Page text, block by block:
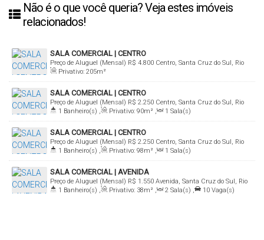
Não é o que você queria? Veja estes imóveis
relacionados!
SALA COMERCIAL | CENTRO
R$ 4.800
Preço de Aluguel (Mensal)
Centro, Santa Cruz do Sul, Rio
Grande do Sul, Brasil
Privativo: 205m²
SALA COMERCIAL | CENTRO
R$ 2.250
Preço de Aluguel (Mensal)
Centro, Santa Cruz do Sul, Rio
Grande do Sul, Brasil
1 Banheiro(s) , Privativo: 90m² , 1 Sala(s)
SALA COMERCIAL | CENTRO
R$ 2.250
Preço de Aluguel (Mensal)
Centro, Santa Cruz do Sul, Rio
Grande do Sul, Brasil
1 Banheiro(s) , Privativo: 98m² , 1 Sala(s)
SALA COMERCIAL | AVENIDA
R$ 1.550
Preço de Aluguel (Mensal)
Avenida, Santa Cruz do Sul, Rio
Grande do Sul, Brasil
1 Banheiro(s) , Privativo: 38m² , 2 Sala(s) , 10 Vaga(s)